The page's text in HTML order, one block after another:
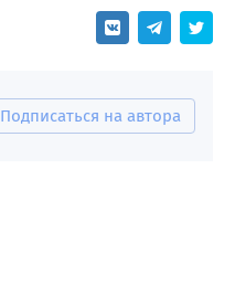
Подписаться на автора